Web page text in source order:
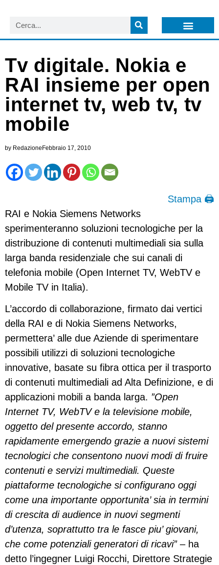
Tv digitale. Nokia e
RAI insieme per open
internet tv, web tv, tv
mobile
by Redazione Febbraio 17, 2010
Stampa 🖨
RAI e Nokia Siemens Networks
sperimenteranno soluzioni tecnologiche per la
distribuzione di contenuti multimediali sia sulla
larga banda residenziale che sui canali di
telefonia mobile (Open Internet TV, WebTV e
Mobile TV in Italia).
L’accordo di collaborazione, firmato dai vertici
della RAI e di Nokia Siemens Networks,
permettera’ alle due Aziende di sperimentare
possibili utilizzi di soluzioni tecnologiche
innovative, basate su fibra ottica per il trasporto
di contenuti multimediali ad Alta Definizione, e di
applicazioni mobili a banda larga. ”Open
Internet TV, WebTV e la televisione mobile,
oggetto del presente accordo, stanno
rapidamente emergendo grazie a nuovi sistemi
tecnologici che consentono nuovi modi di fruire
contenuti e servizi multimediali. Queste
piattaforme tecnologiche si configurano oggi
come una importante opportunita’ sia in termini
di crescita di audience in nuovi segmenti
d’utenza, soprattutto tra le fasce piu’ giovani,
che come potenziali generatori di ricavi”– ha
detto l’ingegner Luigi Rocchi, Direttore Strategie